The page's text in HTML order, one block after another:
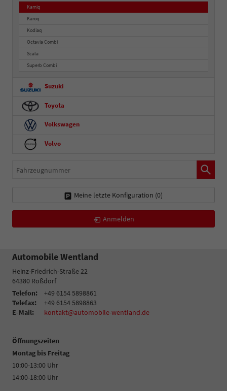
Kamiq
Karoq
Kodiaq
Octavia Combi
Scala
Superb Combi
Suzuki
Toyota
Volkswagen
Volvo
Fahrzeugnummer
Meine letzte Konfiguration (0)
Anmelden
Automobile Wentland
Heinz-Friedrich-Straße 22
64380 Roßdorf
Telefon:
+49 6154 5898861
Telefax:
+49 6154 5898863
E-Mail:
kontakt@automobile-wentland.de
Öffnungszeiten
Montag bis Freitag
10:00-13:00 Uhr
14:00-18:00 Uhr